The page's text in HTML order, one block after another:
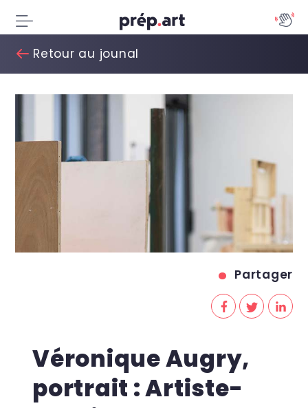
Retour au jounal
Partager
Véronique Augry,
portrait : Artiste-